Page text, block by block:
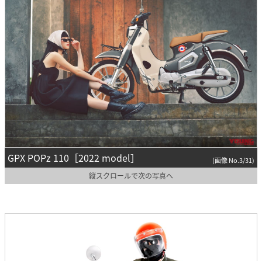
GPX POPz 110［2022 model］ (画像 No.3/31)
縦スクロールで次の写真へ